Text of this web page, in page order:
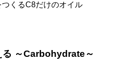
くるC8だけのオイル
る ～Carbohydrate～